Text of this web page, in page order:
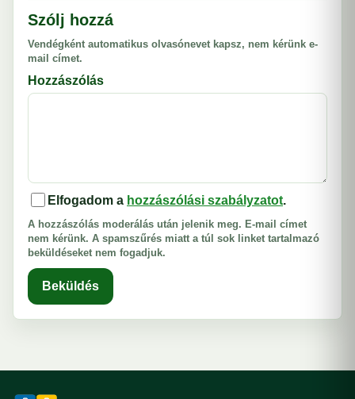
Szólj hozzá
Vendégként automatikus olvasónevet kapsz, nem kérünk e-
mail címet.
Hozzászólás
Elfogadom a hozzászólási szabályzatot.
A hozzászólás moderálás után jelenik meg. E-mail címet
nem kérünk. A spamszűrés miatt a túl sok linket tartalmazó
beküldéseket nem fogadjuk.
Beküldés